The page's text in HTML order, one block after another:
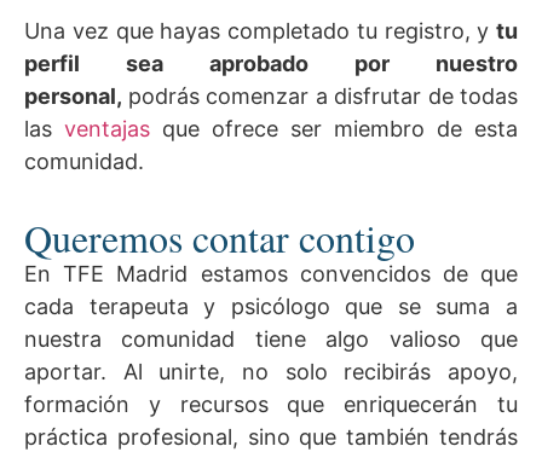
Una vez que hayas completado tu registro, y tu
perfil sea aprobado por nuestro
personal, podrás comenzar a disfrutar de todas
las ventajas que ofrece ser miembro de esta
comunidad.
Queremos contar contigo
En TFE Madrid estamos convencidos de que
cada terapeuta y psicólogo que se suma a
nuestra comunidad tiene algo valioso que
aportar. Al unirte, no solo recibirás apoyo,
formación y recursos que enriquecerán tu
práctica profesional, sino que también tendrás